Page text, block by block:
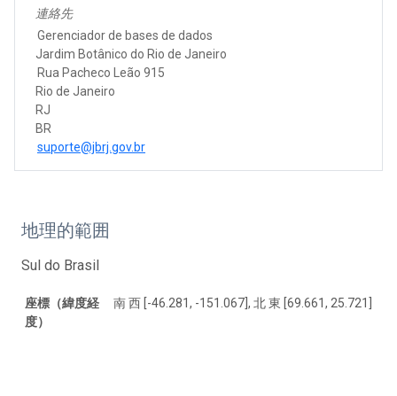
連絡先
Gerenciador de bases de dados
Jardim Botânico do Rio de Janeiro
Rua Pacheco Leão 915
Rio de Janeiro
RJ
BR
suporte@jbrj.gov.br
地理的範囲
Sul do Brasil
座標（緯度経
度）
南 西 [-46.281, -151.067], 北 東 [69.661, 25.721]